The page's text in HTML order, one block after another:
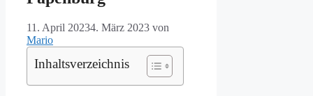
11. April 20234. März 2023 von
Mario
Inhaltsverzeichnis